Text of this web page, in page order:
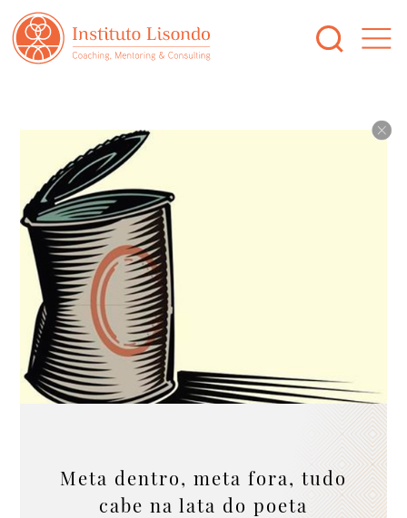
Meta dentro, meta fora, tudo
cabe na lata do poeta